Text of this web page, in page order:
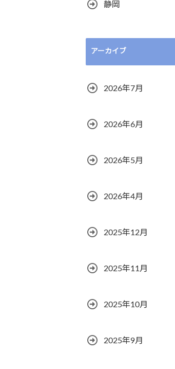
静岡
アーカイブ
2026年7月
2026年6月
2026年5月
2026年4月
2025年12月
2025年11月
2025年10月
2025年9月